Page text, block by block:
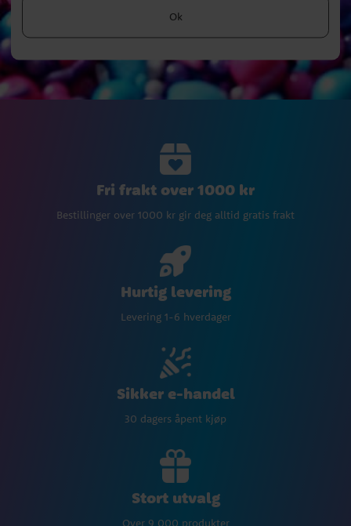
Ok
Fri frakt over 1000 kr
Bestillinger over 1000 kr gir deg alltid gratis frakt
Hurtig levering
Levering 1-6 hverdager
Sikker e-handel
30 dagers åpent kjøp
Stort utvalg
Over 9 000 produkter